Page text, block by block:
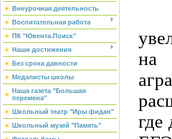
Внеурочная деятельность
Воспитательная работа
ПК "Ювента.Поиск"
Наши достижения
Без срока давности
Медалисты школы
Наша газета "Большая
перемена"
Школьный театр "Иры фидан"
Школьный музей "Память"
на
где